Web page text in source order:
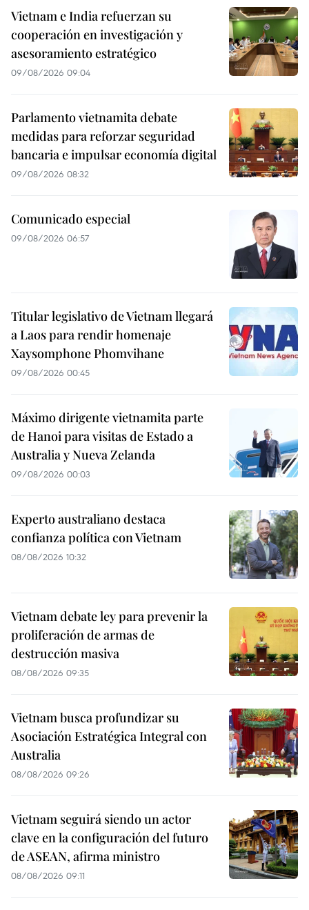
Vietnam e India refuerzan su
cooperación en investigación y
asesoramiento estratégico
09/08/2026 09:04
Parlamento vietnamita debate
medidas para reforzar seguridad
bancaria e impulsar economía digital
09/08/2026 08:32
Comunicado especial
09/08/2026 06:57
Titular legislativo de Vietnam llegará
a Laos para rendir homenaje
Xaysomphone Phomvihane
09/08/2026 00:45
Máximo dirigente vietnamita parte
de Hanoi para visitas de Estado a
Australia y Nueva Zelanda
09/08/2026 00:03
Experto australiano destaca
confianza política con Vietnam
08/08/2026 10:32
Vietnam debate ley para prevenir la
proliferación de armas de
destrucción masiva
08/08/2026 09:35
Vietnam busca profundizar su
Asociación Estratégica Integral con
Australia
08/08/2026 09:26
Vietnam seguirá siendo un actor
clave en la configuración del futuro
de ASEAN, afirma ministro
08/08/2026 09:11